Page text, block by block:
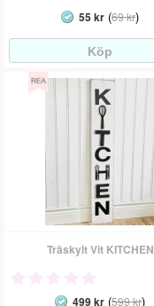
55 kr (69 kr)
Träskylt Vit KITCHEN
499 kr (599 kr)